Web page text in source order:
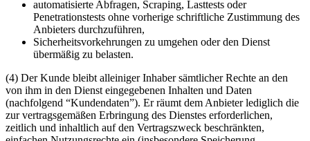
automatisierte Abfragen, Scraping, Lasttests oder
Penetrationstests ohne vorherige schriftliche Zustimmung des
Anbieters durchzuführen,
Sicherheitsvorkehrungen zu umgehen oder den Dienst
übermäßig zu belasten.
(4) Der Kunde bleibt alleiniger Inhaber sämtlicher Rechte an den
von ihm in den Dienst eingegebenen Inhalten und Daten
(nachfolgend “Kundendaten”). Er räumt dem Anbieter lediglich die
zur vertragsgemäßen Erbringung des Dienstes erforderlichen,
zeitlich und inhaltlich auf den Vertragszweck beschränkten,